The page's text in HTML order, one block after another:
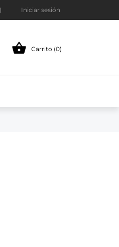
Iniciar sesión
 Carrito (0)